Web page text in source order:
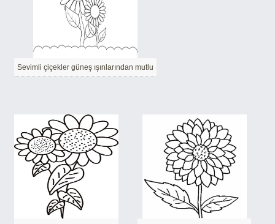
Sevimli çiçekler güneş ışınlarından mutlu